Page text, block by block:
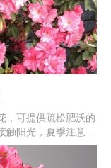
，可提供疏松肥沃的
触阳光，夏季注意遮
证好充足水分，春秋
生长养护中适当修